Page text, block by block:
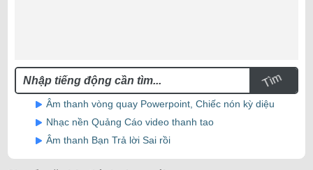
Tìm
Âm thanh vòng quay Powerpoint, Chiếc nón kỳ diệu
Nhạc nền Quảng Cáo video thanh tao
Âm thanh Bạn Trả lời Sai rồi